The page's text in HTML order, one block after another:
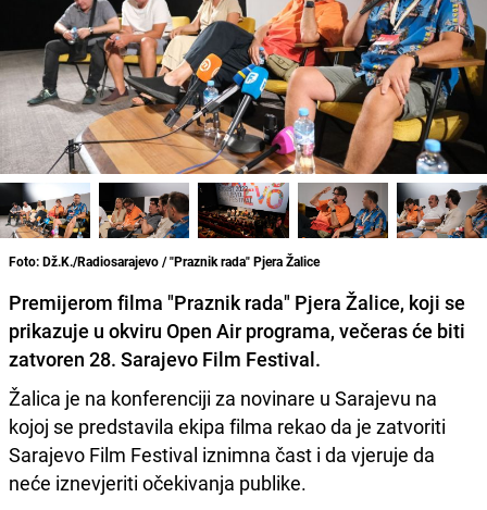
Foto: Dž.K./Radiosarajevo / "Praznik rada" Pjera Žalice
Premijerom filma "Praznik rada" Pjera Žalice, koji se
prikazuje u okviru Open Air programa, večeras će biti
zatvoren 28. Sarajevo Film Festival.
Žalica je na konferenciji za novinare u Sarajevu na
kojoj se predstavila ekipa filma rekao da je zatvoriti
Sarajevo Film Festival iznimna čast i da vjeruje da
neće iznevjeriti očekivanja publike.